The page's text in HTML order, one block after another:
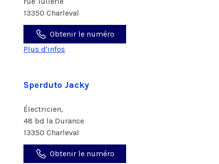
13350 Charleval
Obtenir le numéro
Plus d'infos
Sperduto Jacky
Électricien,
48 bd la Durance
13350 Charleval
Obtenir le numéro